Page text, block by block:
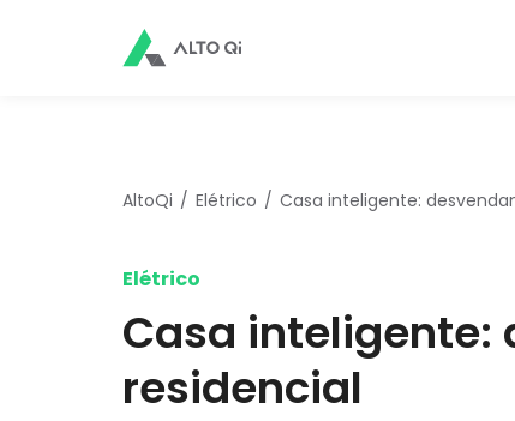
AltoQi Elétrico Casa inteligente:
Elétrico
Casa inteligente:
residencial